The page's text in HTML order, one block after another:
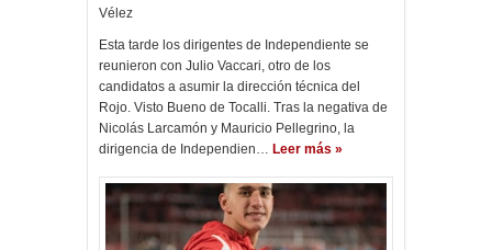
Vélez
Esta tarde los dirigentes de Independiente se
reunieron con Julio Vaccari, otro de los
candidatos a asumir la dirección técnica del
Rojo. Visto Bueno de Tocalli. Tras la negativa de
Nicolás Larcamón y Mauricio Pellegrino, la
dirigencia de Independien… Leer más »